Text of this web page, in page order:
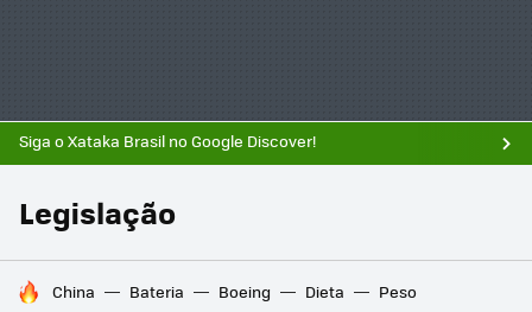
Siga o Xataka Brasil no Google Discover!
Legislação
TENDÊNCIAS DO DIA
China Bateria Boeing Dieta Peso